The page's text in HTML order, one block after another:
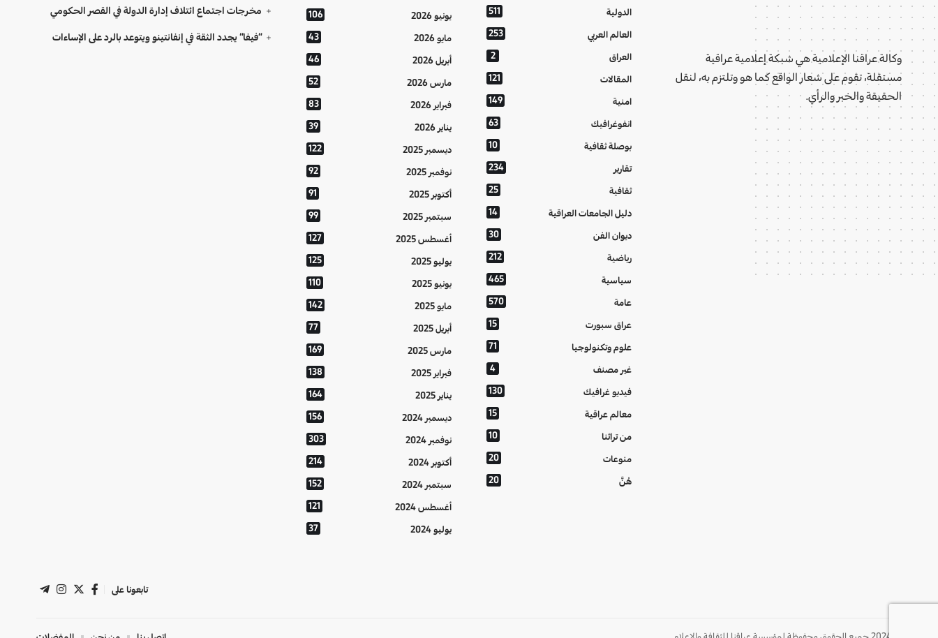
وكالة عراقنا الإعلامية هي شبكة إعلامية عراقية
مستقلة، تقوم على شعار الواقع كما هو وتلتزم به، لنقل
الحقيقة والخبر والرأي.
الدولية 511
العالم العربي 253
العراق 2
المقالات 121
امنية 149
انفوغرافيك 63
بوصلة ثقافية 10
تقارير 234
ثقافية 25
دليل الجامعات العراقية 14
ديوان الفن 30
رياضية 212
سياسية 465
عامة 570
عراق سبورت 15
علوم وتكنولوجيا 71
غير مصنف 4
فيديو غرافيك 130
معالم عراقية 15
من تراثنا 10
منوعات 20
هُنَّ 20
يونيو 2026 106
مايو 2026 43
أبريل 2026 46
مارس 2026 52
فبراير 2026 83
يناير 2026 39
ديسمبر 2025 122
نوفمبر 2025 92
أكتوبر 2025 91
سبتمبر 2025 99
أغسطس 2025 127
يوليو 2025 125
يونيو 2025 110
مايو 2025 142
أبريل 2025 77
مارس 2025 169
فبراير 2025 138
يناير 2025 164
ديسمبر 2024 156
نوفمبر 2024 303
أكتوبر 2024 214
سبتمبر 2024 152
أغسطس 2024 121
يوليو 2024 37
مخرجات اجتماع ائتلاف إدارة الدولة في القصر الحكومي
“فيفا” يجدد الثقة في إنفانتينو ويتوعد بالرد على الإساءات
تابعونا على